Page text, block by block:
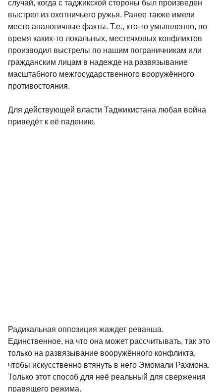
случай, когда с таджикской стороны был произведен
выстрел из охотничьего ружья. Ранее также имели
место аналогичные факты. Т.е., кто-то умышленно, во
время каких-то локальных, местечковых конфликтов
производил выстрелы по нашим пограничникам или
гражданским лицам в надежде на развязывание
масштабного межгосударственного вооружённого
противостояния.
Для действующей власти Таджикистана любая война
приведёт к её падению.
Радикальная оппозиция жаждет реванша.
Единственное, на что она может рассчитывать, так это
только на развязывание вооружённого конфликта,
чтобы искусственно втянуть в него Эмомали Рахмона.
Только этот способ для неё реальный для свержения
правящего режима.